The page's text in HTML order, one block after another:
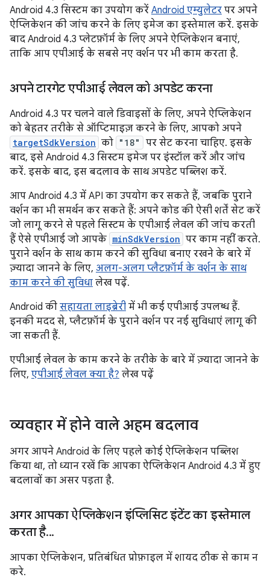
Android 4.3 सिस्टम का उपयोग करें Android एम्युलेटर पर अपने
ऐप्लिकेशन की जांच करने के लिए इमेज का इस्तेमाल करें. इसके
बाद Android 4.3 प्लेटफ़ॉर्म के लिए अपने ऐप्लिकेशन बनाएं,
ताकि आप एपीआई के सबसे नए वर्शन पर भी काम करता है.
अपने टारगेट एपीआई लेवल को अपडेट करना
Android 4.3 पर चलने वाले डिवाइसों के लिए, अपने ऐप्लिकेशन
को बेहतर तरीके से ऑप्टिमाइज़ करने के लिए, आपको अपने
targetSdkVersion को "18"
पर सेट करना चाहिए. इसके
बाद, इसे Android 4.3 सिस्टम इमेज पर इंस्टॉल करें और जांच
करें. इसके बाद, इस बदलाव के साथ अपडेट पब्लिश करें.
आप Android 4.3 में API का उपयोग कर सकते हैं, जबकि पुराने
वर्शन का भी समर्थन कर सकते हैं: अपने कोड की ऐसी शर्तें सेट करें
जो लागू करने से पहले सिस्टम के एपीआई लेवल की जांच करती
हैं ऐसे एपीआई जो आपके minSdkVersion पर काम नहीं करते.
पुराने वर्शन के साथ काम करने की सुविधा बनाए रखने के बारे में
ज़्यादा जानने के लिए, अलग-अलग प्लैटफ़ॉर्म के वर्शन के साथ
काम करने की सुविधा लेख पढ़ें.
Android की सहायता लाइब्रेरी में भी कई एपीआई उपलब्ध हैं.
इनकी मदद से, प्लैटफ़ॉर्म के पुराने वर्शन पर नई सुविधाएं लागू की
जा सकती हैं.
एपीआई लेवल के काम करने के तरीके के बारे में ज़्यादा जानने के
लिए, एपीआई लेवल क्या है? लेख पढ़ें
व्यवहार में होने वाले अहम बदलाव
अगर आपने Android के लिए पहले कोई ऐप्लिकेशन पब्लिश
किया था, तो ध्यान रखें कि आपका ऐप्लिकेशन Android 4.3 में हुए
बदलावों का असर पड़ता है.
अगर आपका ऐप्लिकेशन इंप्लिसिट इंटेंट का इस्तेमाल
करता है...
आपका ऐप्लिकेशन, प्रतिबंधित प्रोफ़ाइल में शायद ठीक से काम न
करे.